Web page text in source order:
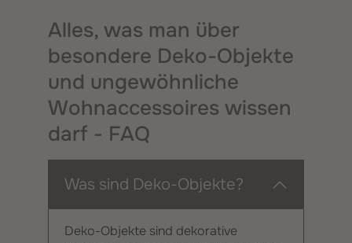
Alles, was man über
besondere Deko-Objekte
und ungewöhnliche
Wohnaccessoires wissen
darf - FAQ
Was sind Deko-Objekte?
Deko-Objekte sind dekorative